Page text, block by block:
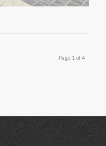
Page 1 of 4